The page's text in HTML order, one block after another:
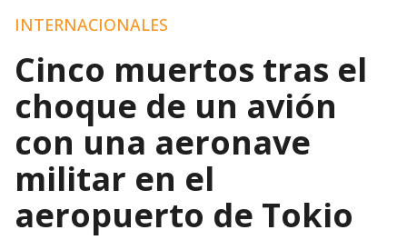
INTERNACIONALES
Cinco muertos tras el
choque de un avión
con una aeronave
militar en el
aeropuerto de Tokio